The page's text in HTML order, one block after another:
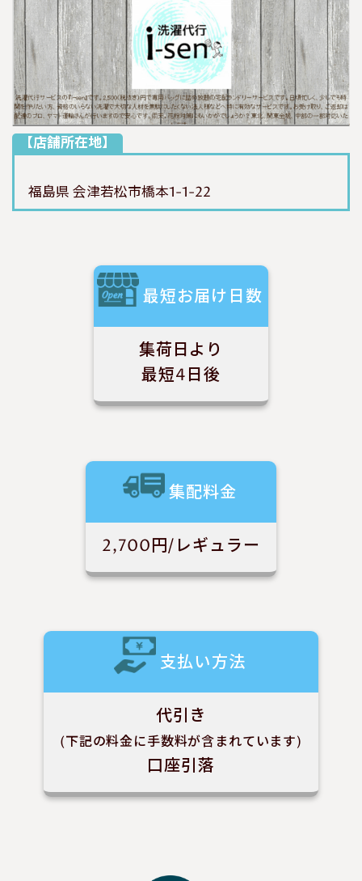
【店舗所在地】
福島県 会津若松市橋本1-1-22
最短お届け日数
集荷日より
最短4日後
集配料金
2,700円/レギュラー
支払い方法
代引き
(下記の料金に手数料が含まれています)
口座引落